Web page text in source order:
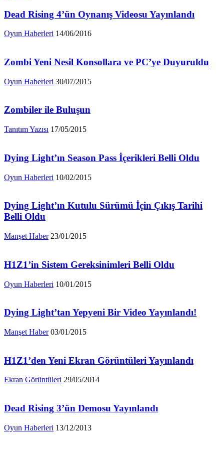
Dead Rising 4’ün Oynanış Videosu Yayınlandı
Oyun Haberleri 14/06/2016
Zombi Yeni Nesil Konsollara ve PC’ye Duyuruldu
Oyun Haberleri 30/07/2015
Zombiler ile Buluşun
Tanıtım Yazısı 17/05/2015
Dying Light’ın Season Pass İçerikleri Belli Oldu
Oyun Haberleri 10/02/2015
Dying Light’ın Kutulu Sürümü İçin Çıkış Tarihi
Belli Oldu
Manşet Haber 23/01/2015
H1Z1’in Sistem Gereksinimleri Belli Oldu
Oyun Haberleri 10/01/2015
Dying Light’tan Yepyeni Bir Video Yayınlandı!
Manşet Haber 03/01/2015
H1Z1’den Yeni Ekran Görüntüleri Yayınlandı
Ekran Görüntüleri 29/05/2014
Dead Rising 3’ün Demosu Yayınlandı
Oyun Haberleri 13/12/2013